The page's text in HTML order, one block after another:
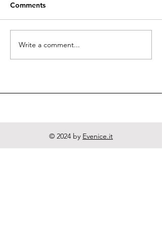
Quodlibeta Cartesiana
Comments
Write a comment...
© 2024 by Evenice.it